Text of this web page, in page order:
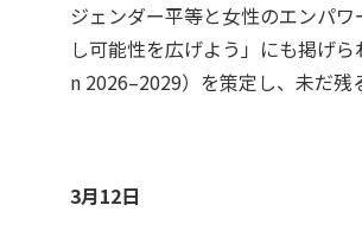
ジェンダー平等と女性のエンパ
し可能性を広げよう」にも掲げ
n 2026–2029）を策定し、未だ残
3月12日